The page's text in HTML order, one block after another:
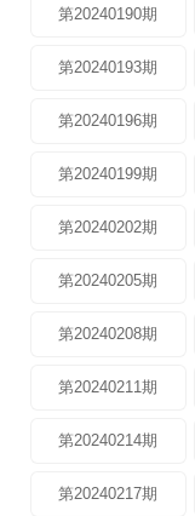
第20240190期
第20240193期
第20240196期
第20240199期
第20240202期
第20240205期
第20240208期
第20240211期
第20240214期
第20240217期